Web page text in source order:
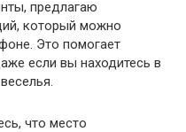
предлагаю
который можно
Это помогает
если вы находитесь в
что место